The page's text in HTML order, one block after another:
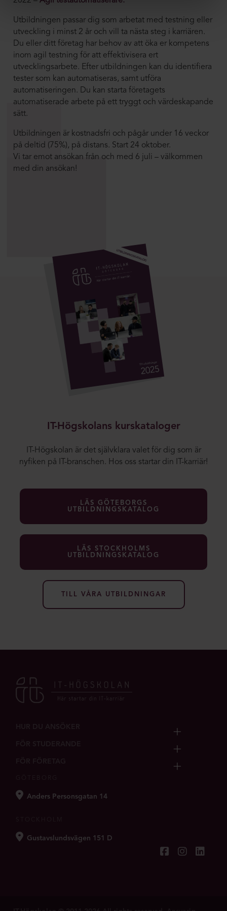
Utbildningen passar dig som arbetat med testning eller
utveckling i minst 2 år och vill ta nästa steg i karriären.
Du eller ditt företag har behov av att öka er kompetens
inom agil testning för att effektivisera ert
utvecklingsarbete. Efter utbildningen kan du identifiera
tester som kan automatiseras, samt utföra
automatiseringen. Du kan starta företagets
automatiserade arbete på ett tryggt och värdeskapande
sätt.
Utbildningen är kostnadsfri och pågår under 16 veckor
på deltid (75%), på distans. Start 24 oktober.
Vi tar emot ansökan från och med 6 juli – välkommen
med din ansökan!
IT-Högskolans kurskataloger
IT-Högskolan är det självklara valet för dig som är
nyfiken på IT-branschen. Hos oss startar din IT-karriär!
LÄS GÖTEBORGS
UTBILDNINGSKATALOG
LÄS STOCKHOLMS
UTBILDNINGSKATALOG
TILL VÅRA UTBILDNINGAR
Anders Personsgatan 14
Gustavslundsvägen 151 D